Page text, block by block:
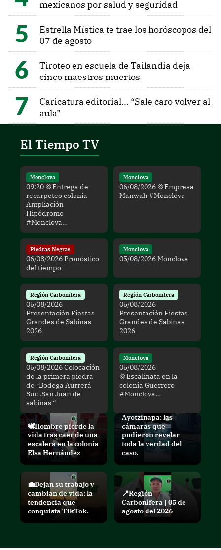
mexicanos por salud y seguridad
Estrella Mística te trae los horóscopos del
07 de agosto
Tiroteo en escuela de Tailandia deja
cinco maestros muertos
Caricatura editorial... “Sale caro volver al
aula”
El Tiempo TV
Monclova
09:20 💢Entrega de
recarpeteo colonia
Ampliación
Hipódromo
#Monclova…
Monclova
06/08/2026 💢Empresa
Manwah #Monclova
Piedras Negras
06/08/2026 Pronóstico
del tiempo
Monclova
05/08/2026 Monclova
Región Carbonífera
05/08/2026
Presentación Fiestas
Grandes de Sabinas
2026
Región Carbonífera
05/08/2026
Presentación Fiestas
Grandes de Sabinas
2026
Región Carbonífera
05/08/2026 Colocación
de la primera piedra
de “Bodega Aurrerá
Suc .San Juan de
sabinas “
Monclova
05/08/2026
💢Escalinata en la
colonia Guerrero
#Monclova…
🕊Hombre pierde la
vida tras caer de una
escalera en la colonia
Elsa Hernández
Ayotzinapa: las
cámaras que
pudieron revelar
toda la verdad del
caso.
💼Dejan su trabajo y
cambian de vida: la
tendencia que
conquista TikTok.
📍Región
Carbonífera | 05 de
agosto del 2026